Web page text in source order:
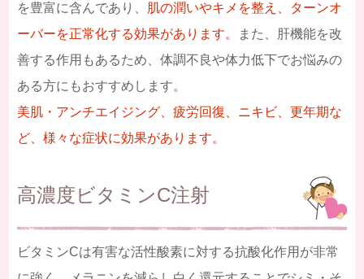
を豊富に含んであり、 肌の潤いやキメを整え、ターンオ
ーバーを正常化する効果があります。
また、肝機能を改
善する作用もあるため、体調不良や体力低下でお悩みの
ある方にもおすすめします。
美肌・アンチエイジング、疲労回復、ニキビ、更年期な
ど、様々な症状に効果があります。
高濃度ビタミンC注射
ビタミンCは有害な活性酸素に対する抗酸化作用が非常